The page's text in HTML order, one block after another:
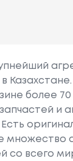
более 70
и
множество
со всего